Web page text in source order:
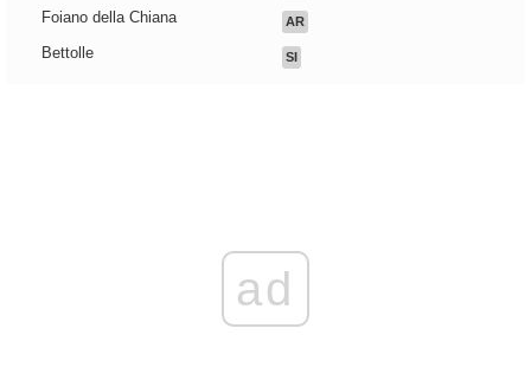
Foiano della Chiana AR
Bettolle SI
ad